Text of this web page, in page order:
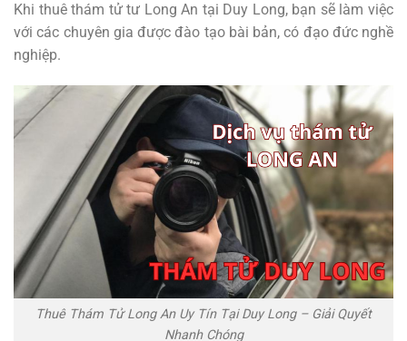
Khi thuê thám tử tư Long An tại Duy Long, bạn sẽ làm việc
với các chuyên gia được đào tạo bài bản, có đạo đức nghề
nghiệp.
Thuê Thám Tử Long An Uy Tín Tại Duy Long – Giải Quyết
Nhanh Chóng